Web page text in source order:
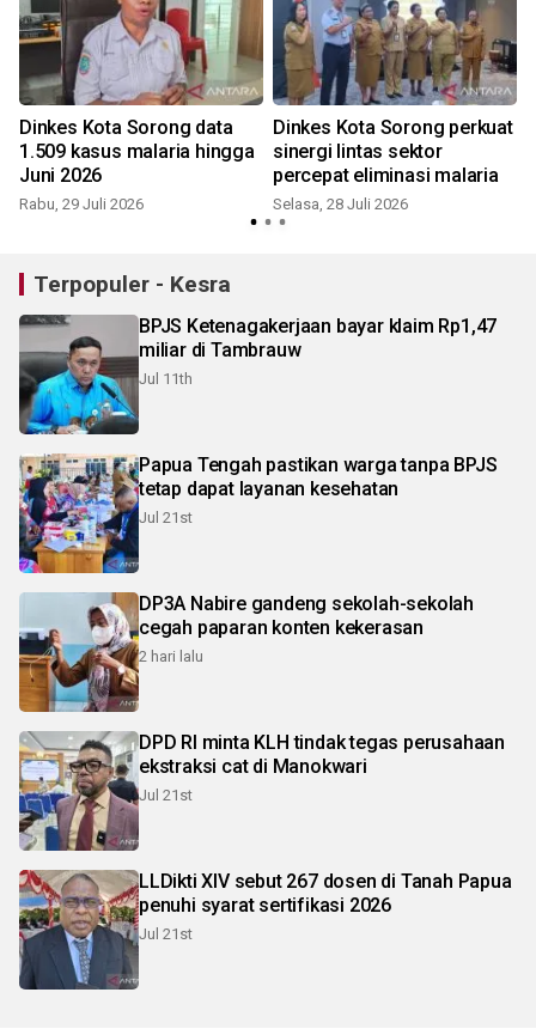
Dinkes Kota Sorong data
1.509 kasus malaria hingga
Juni 2026
Rabu, 29 Juli 2026
Dinkes Kota Sorong perkuat
sinergi lintas sektor
percepat eliminasi malaria
Selasa, 28 Juli 2026
Terpopuler - Kesra
BPJS Ketenagakerjaan bayar klaim Rp1,47
miliar di Tambrauw
Jul 11th
Papua Tengah pastikan warga tanpa BPJS
tetap dapat layanan kesehatan
Jul 21st
DP3A Nabire gandeng sekolah-sekolah
cegah paparan konten kekerasan
2 hari lalu
DPD RI minta KLH tindak tegas perusahaan
ekstraksi cat di Manokwari
Jul 21st
LLDikti XIV sebut 267 dosen di Tanah Papua
penuhi syarat sertifikasi 2026
Jul 21st